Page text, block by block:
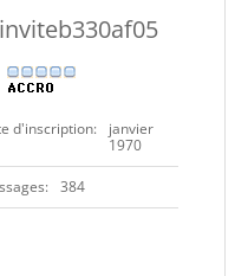
inviteb330af05
d'inscription
janvier
1970
384